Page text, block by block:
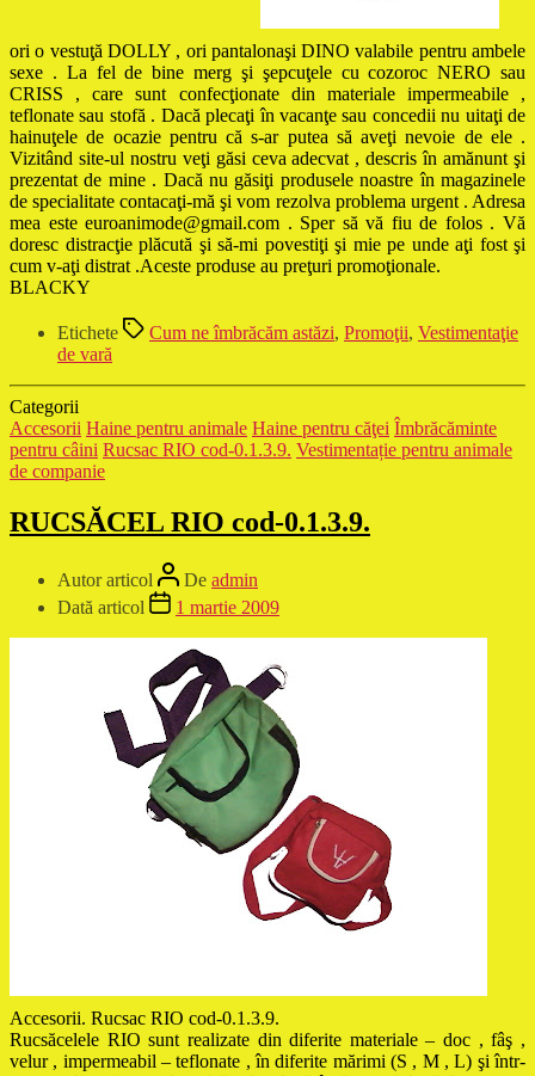
ori o vestuţă DOLLY , ori pantalonaşi DINO valabile pentru ambele
sexe . La fel de bine merg şi şepcuţele cu cozoroc NERO sau
CRISS , care sunt confecţionate din materiale impermeabile ,
teflonate sau stofă . Dacă plecaţi în vacanţe sau concedii nu uitaţi de
hainuţele de ocazie pentru că s-ar putea să aveţi nevoie de ele .
Vizitând site-ul nostru veţi găsi ceva adecvat , descris în amănunt şi
prezentat de mine . Dacă nu găsiţi produsele noastre în magazinele
de specialitate contacaţi-mă şi vom rezolva problema urgent . Adresa
mea este euroanimode@gmail.com . Sper să vă fiu de folos . Vă
doresc distracţie plăcută şi să-mi povestiţi şi mie pe unde aţi fost şi
cum v-aţi distrat .Aceste produse au preţuri promoţionale.
BLACKY
Etichete Cum ne îmbrăcăm astăzi, Promoţii, Vestimentaţie
de vară
Categorii
Accesorii Haine pentru animale Haine pentru căţei Îmbrăcăminte
pentru câini Rucsac RIO cod-0.1.3.9. Vestimentație pentru animale
de companie
RUCSĂCEL RIO cod-0.1.3.9.
Autor articol De admin
Dată articol
1 martie 2009
Accesorii. Rucsac RIO cod-0.1.3.9.
Rucsăcelele RIO sunt realizate din diferite materiale – doc , fâş ,
velur , impermeabil – teflonate , în diferite mărimi (S , M , L) şi într-